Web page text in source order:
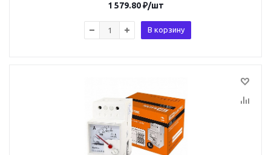
1 579.80₽/шт
В корзину